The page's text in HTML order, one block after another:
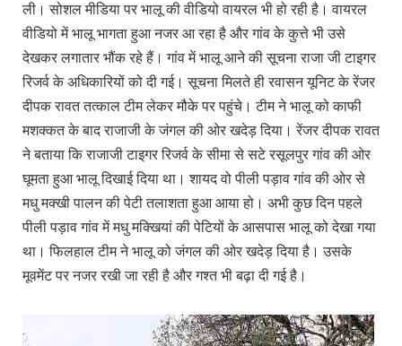
ली। सोशल मीडिया पर भालू की वीडियो वायरल भी हो रही है। वायरल
वीडियो में भालू भागता हुआ नजर आ रहा है और गांव के कुत्ते भी उसे
देखकर लगातार भौंक रहे हैं। गांव में भालू आने की सूचना राजा जी टाइगर
रिजर्व के अधिकारियों को दी गई। सूचना मिलते ही रवासन यूनिट के रेंजर
दीपक रावत तत्काल टीम लेकर मौके पर पहुंचे। टीम ने भालू को काफी
मशक्कत के बाद राजाजी के जंगल की ओर खदेड़ दिया। रेंजर दीपक रावत
ने बताया कि राजाजी टाइगर रिजर्व के सीमा से सटे रसूलपुर गांव की ओर
घूमता हुआ भालू दिखाई दिया था। शायद वो पीली पड़ाव गांव की ओर से
मधु मक्खी पालन की पेटी तलाशता हुआ आया हो। अभी कुछ दिन पहले
पीली पड़ाव गांव में मधु मक्खियां की पेटियों के आसपास भालू को देखा गया
था। फिलहाल टीम ने भालू को जंगल की ओर खदेड़ दिया है। उसके
मूवमेंट पर नजर रखी जा रही है और गश्त भी बढ़ा दी गई है।